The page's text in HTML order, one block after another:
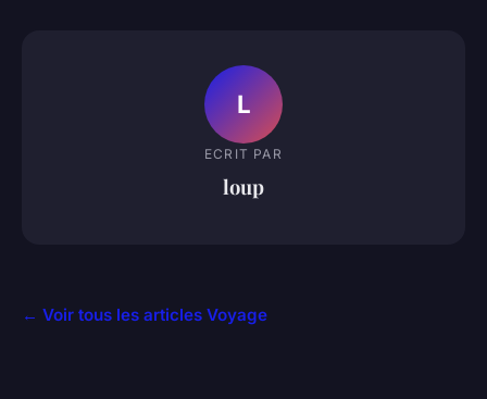
L
ECRIT PAR
loup
← Voir tous les articles Voyage